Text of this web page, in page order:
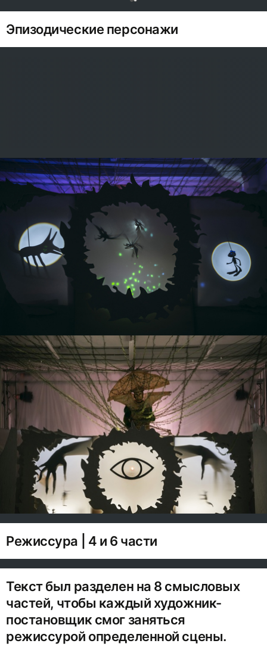
Эпизодические персонажи
Режиссура | 4 и 6 части
Текст был разделен на 8 смысловых
частей, чтобы каждый художник-
постановщик смог заняться
режиссурой определенной сцены.